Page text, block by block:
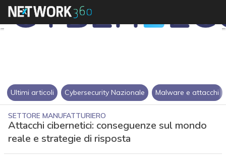
Ultimi articoli Cybersecurity Nazionale Malware e attacchi
SETTORE MANUFATTURIERO
Attacchi cibernetici: conseguenze sul mondo
reale e strategie di risposta